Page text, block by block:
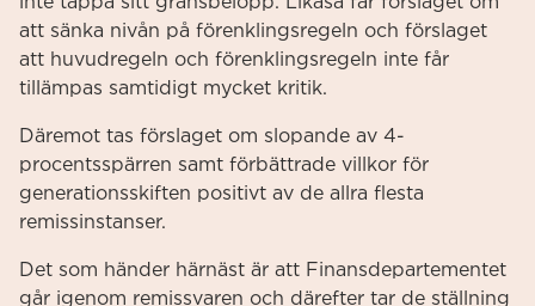
att sänka nivån på förenklingsregeln och förslaget
att huvudregeln och förenklingsregeln inte får
tillämpas samtidigt mycket kritik.
Däremot tas förslaget om slopande av 4-
procentsspärren samt förbättrade villkor för
generationsskiften positivt av de allra flesta
remissinstanser.
Det som händer härnäst är att Finansdepartementet
går igenom remissvaren och därefter tar de ställning